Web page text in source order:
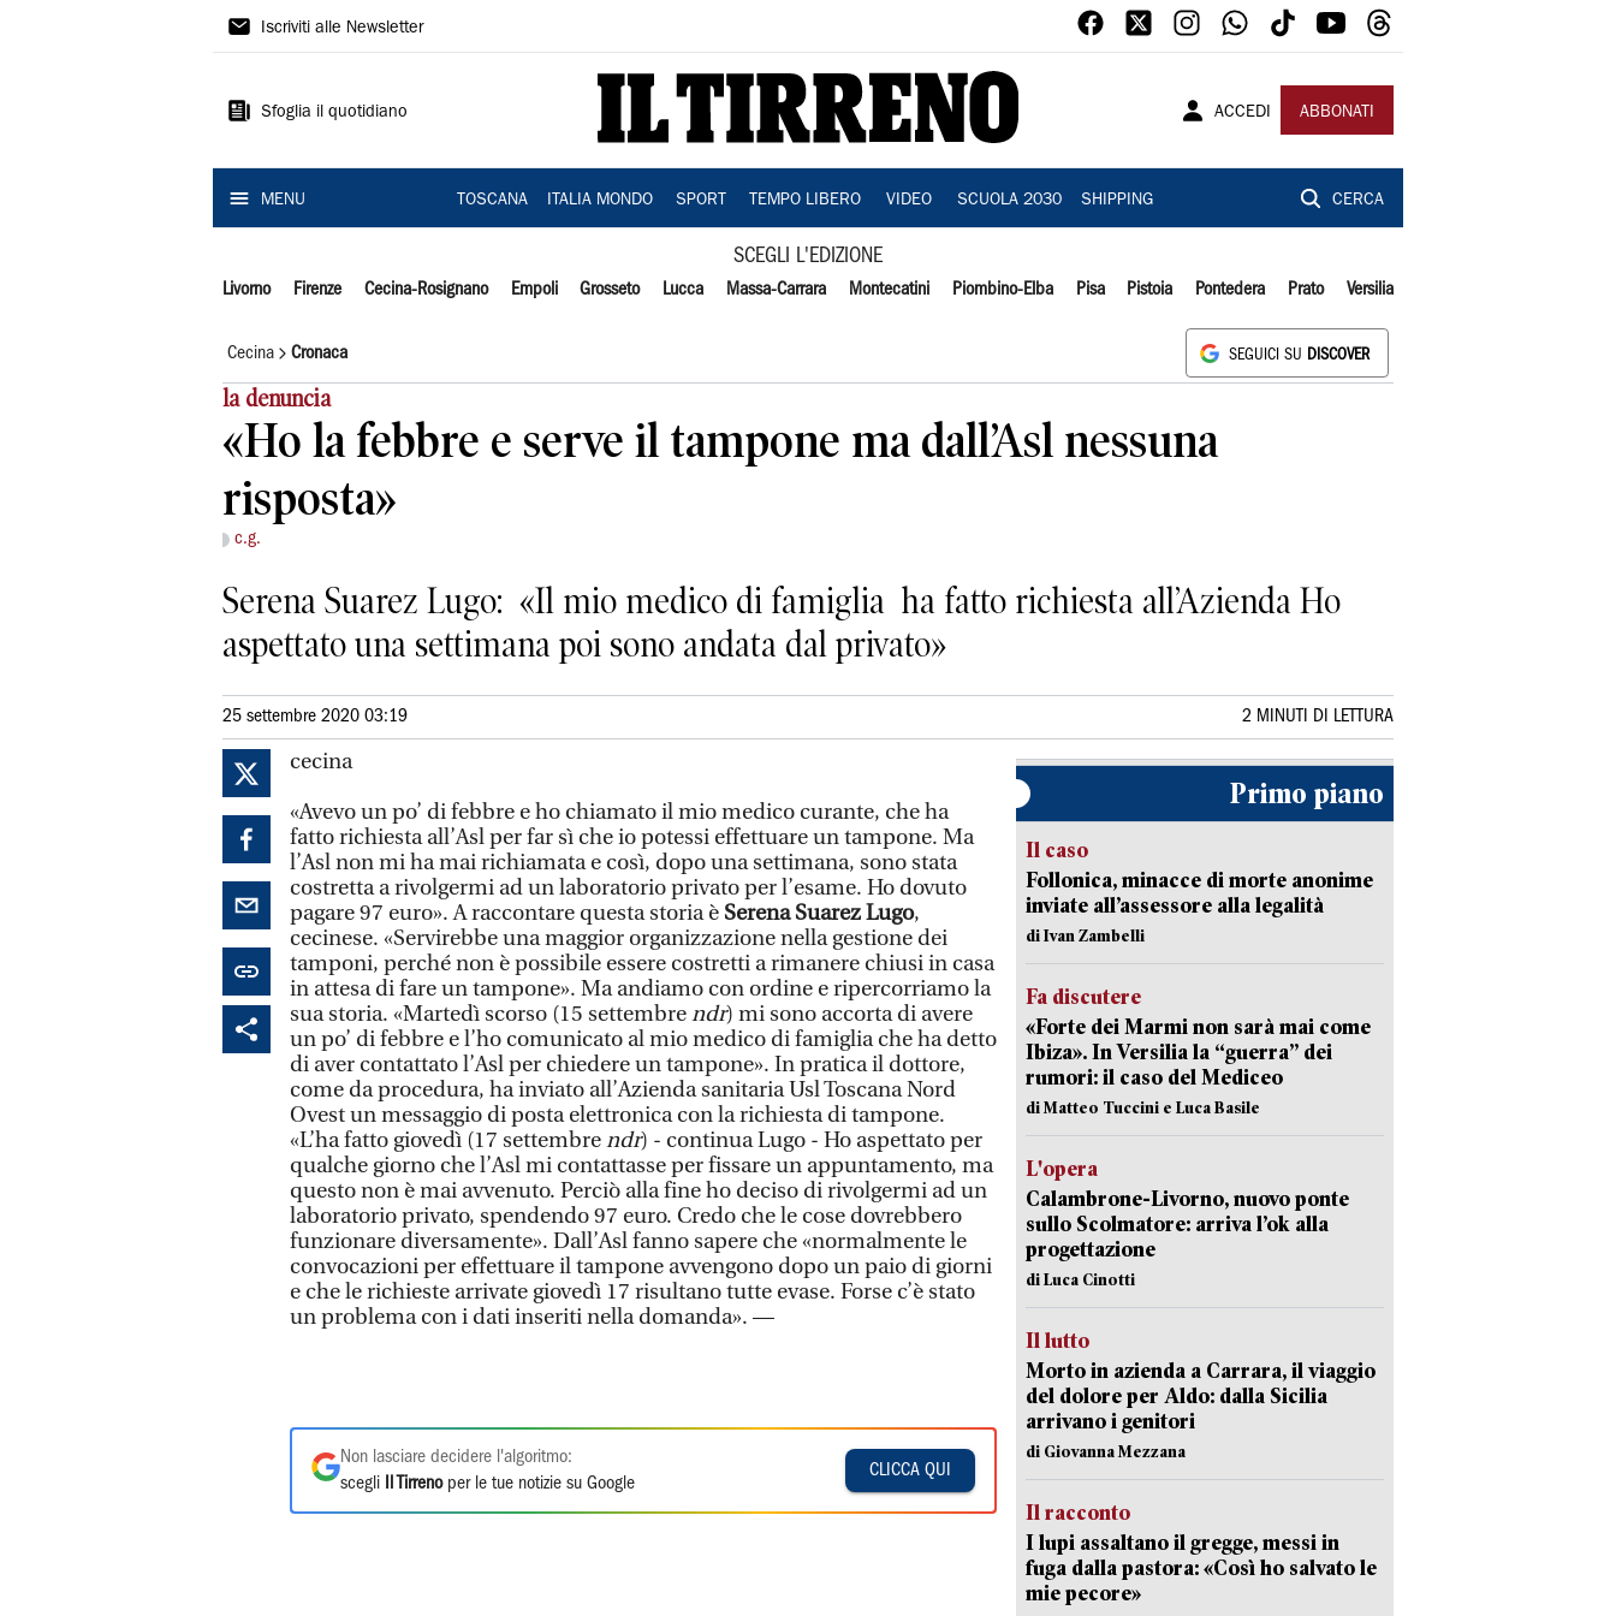
Il
Iscriviti alle Newsletter
Sfoglia il quotidiano ACCEDI ABBONATI
MENU TOSCANA ITALIA MONDO SPORT TEMPO LIBERO VIDEO SCUOLA 2030 SHIPPING CERCA
SCEGLI L'EDIZIONE
Livorno Firenze Cecina-Rosignano Empoli Grosseto Lucca Massa-Carrara Montecatini Piombino-Elba Pisa Pistoia Pontedera Prato Versilia
Cecina Cronaca SEGUICI SU DISCOVER
la denuncia
«Ho la febbre e serve il tampone ma dall’Asl nessuna
risposta»
c.g.
Serena Suarez Lugo: «Il mio medico di famiglia ha fatto richiesta all’Azienda Ho
aspettato una settimana poi sono andata dal privato»
25 settembre 2020 03:19 2 MINUTI DI LETTURA
cecina
«Avevo un po’ di febbre e ho chiamato il mio medico curante, che ha
fatto richiesta all’Asl per far sì che io potessi effettuare un tampone. Ma
l’Asl non mi ha mai richiamata e così, dopo una settimana, sono stata
costretta a rivolgermi ad un laboratorio privato per l’esame. Ho dovuto
pagare 97 euro». A raccontare questa storia è Serena Suarez Lugo,
cecinese. «Servirebbe una maggior organizzazione nella gestione dei
tamponi, perché non è possibile essere costretti a rimanere chiusi in casa
in attesa di fare un tampone». Ma andiamo con ordine e ripercorriamo la
sua storia. «Martedì scorso (15 settembrendr) mi sono accorta di avere
un po’ di febbre e l’ho comunicato al mio medico di famiglia che ha detto
di aver contattato l’Asl per chiedere un tampone». In pratica il dottore,
come da procedura, ha inviato all’Azienda sanitaria Usl Toscana Nord
Ovest un messaggio di posta elettronica con la richiesta di tampone.
«L’ha fatto giovedì (17 settembrendr) - continua Lugo - Ho aspettato per
qualche giorno che l’Asl mi contattasse per fissare un appuntamento, ma
questo non è mai avvenuto. Perciò alla fine ho deciso di rivolgermi ad un
laboratorio privato, spendendo 97 euro. Credo che le cose dovrebbero
funzionare diversamente». Dall’Asl fanno sapere che «normalmente le
convocazioni per effettuare il tampone avvengono dopo un paio di giorni
e che le richieste arrivate giovedì 17 risultano tutte evase. Forse c’è stato
un problema con i dati inseriti nella domanda». —
Non lasciare decidere l'algoritmo:
scegli
Il Tirrenoper le tue notizie su Google
CLICCA QUI
Primo piano
Il caso
Follonica, minacce di morte anonime
inviate all’assessore alla legalità
di Ivan Zambelli
Fa discutere
«Forte dei Marmi non sarà mai come
Ibiza». In Versilia la “guerra” dei
rumori: il caso del Mediceo
di Matteo Tuccini e Luca Basile
L'opera
Calambrone-Livorno, nuovo ponte
sullo Scolmatore: arriva l’ok alla
progettazione
di Luca Cinotti
Il lutto
Morto in azienda a Carrara, il viaggio
del dolore per Aldo: dalla Sicilia
arrivano i genitori
di Giovanna Mezzana
Il racconto
I lupi assaltano il gregge, messi in
fuga dalla pastora: «Così ho salvato le
mie pecore»